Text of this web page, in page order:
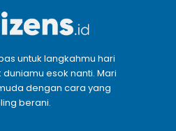
untuk langkahmu hari
duniamu esok nanti. Mari
dengan cara yang
berani.